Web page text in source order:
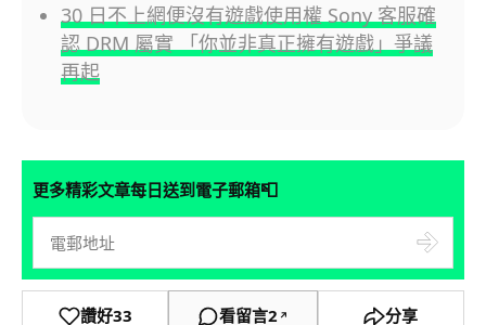
30 日不上網便沒有遊戲使用權 Sony 客服確
認 DRM 屬實 「你並非真正擁有遊戲」爭議
再起
更多精彩文章每日送到電子郵箱📮
讚好33 看留言2 ↗ 分享